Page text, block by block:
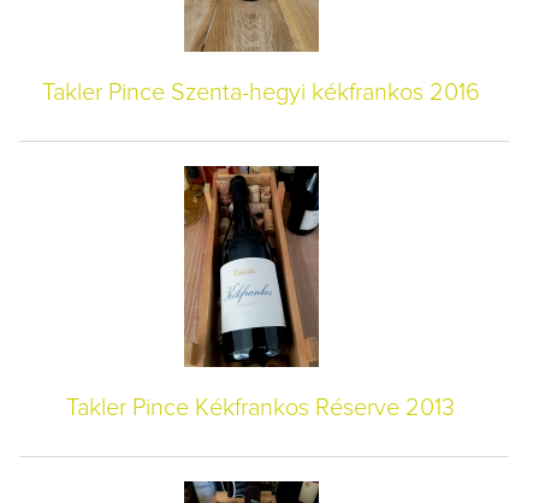
Takler Pince Szenta-hegyi kékfrankos 2016
Takler Pince Kékfrankos Réserve 2013